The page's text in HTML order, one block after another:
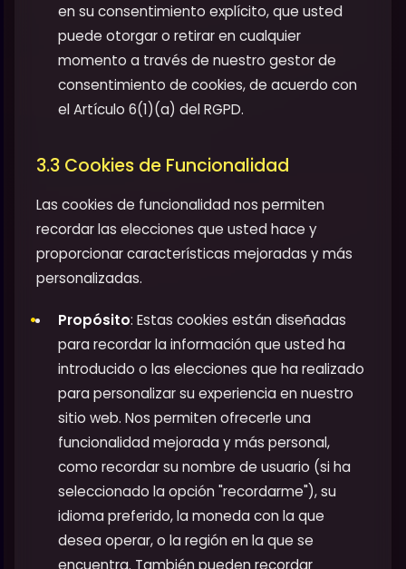
en su consentimiento explícito, que usted
puede otorgar o retirar en cualquier
momento a través de nuestro gestor de
consentimiento de cookies, de acuerdo con
el Artículo 6(1)(a) del RGPD.
3.3 Cookies de Funcionalidad
Las cookies de funcionalidad nos permiten
recordar las elecciones que usted hace y
proporcionar características mejoradas y más
personalizadas.
Propósito: Estas cookies están diseñadas
para recordar la información que usted ha
introducido o las elecciones que ha realizado
para personalizar su experiencia en nuestro
sitio web. Nos permiten ofrecerle una
funcionalidad mejorada y más personal,
como recordar su nombre de usuario (si ha
seleccionado la opción "recordarme"), su
idioma preferido, la moneda con la que
desea operar, o la región en la que se